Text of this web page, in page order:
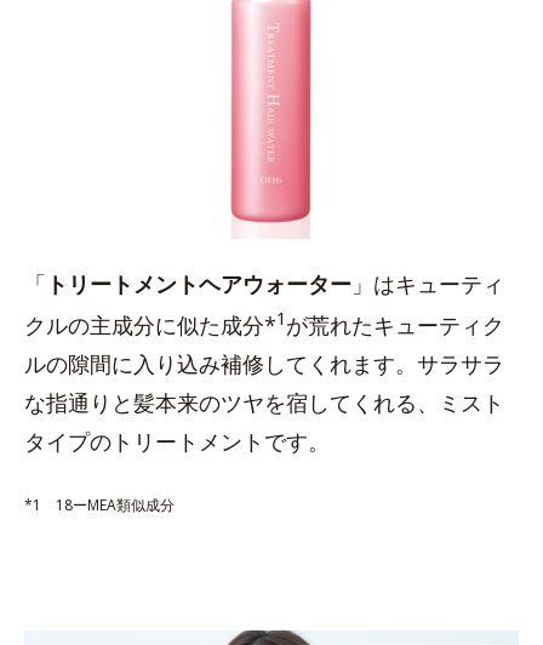
「 トリートメントヘアウォーター 」はキューティ
クルの主成分に似た成分*1 が荒れたキューティク
ルの隙間に入り込み補修してくれます。サラサラ
な指通りと髪本来のツヤを宿してくれる、ミスト
タイプのトリートメントです。
*1 18ーMEA類似成分